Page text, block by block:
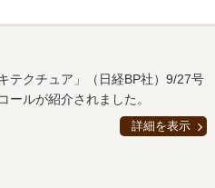
テクチュア」（日経BP社）9/27号
ールが紹介されました。
詳細を表示